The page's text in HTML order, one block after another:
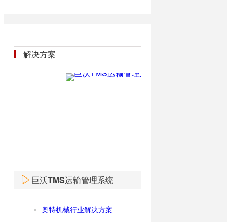
解决方案
巨沃TMS运输管理系统
奥特机械行业解决方案